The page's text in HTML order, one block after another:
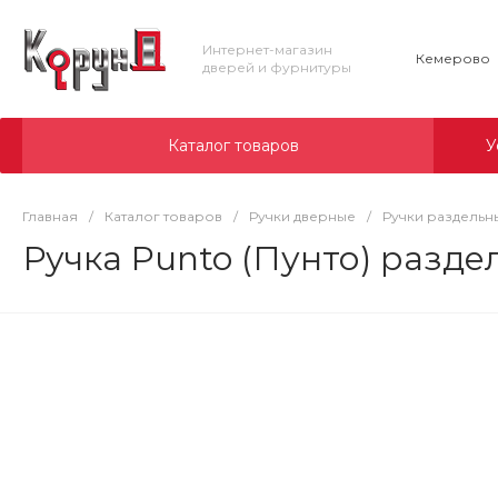
Интернет-магазин
дверей и фурнитуры
Кемерово
Каталог товаров
Главная / Каталог товаров / Ручки дверные / Ручки
Ручка Punto (Пунто)